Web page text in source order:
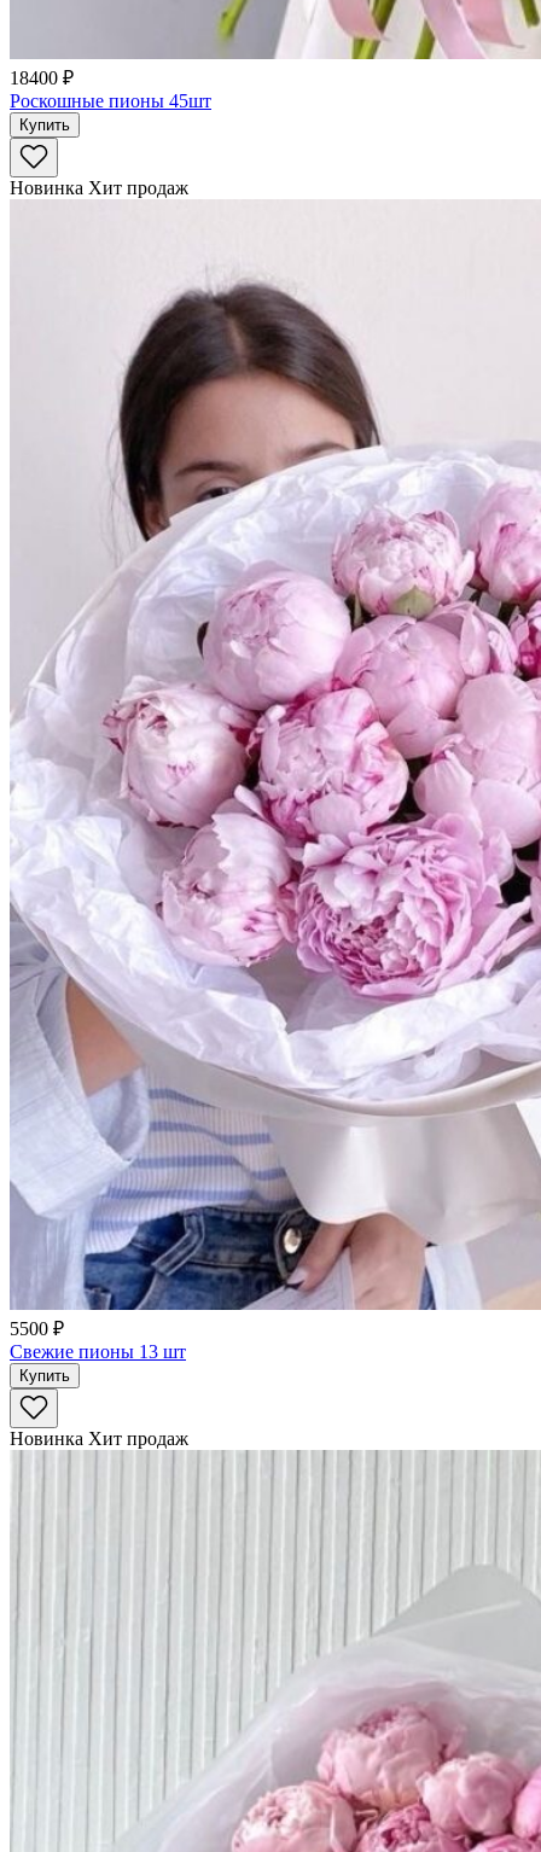
18400 ₽
Роскошные пионы 45шт
Купить
Новинка Хит продаж
5500 ₽
Свежие пионы 13 шт
Купить
Новинка Хит продаж